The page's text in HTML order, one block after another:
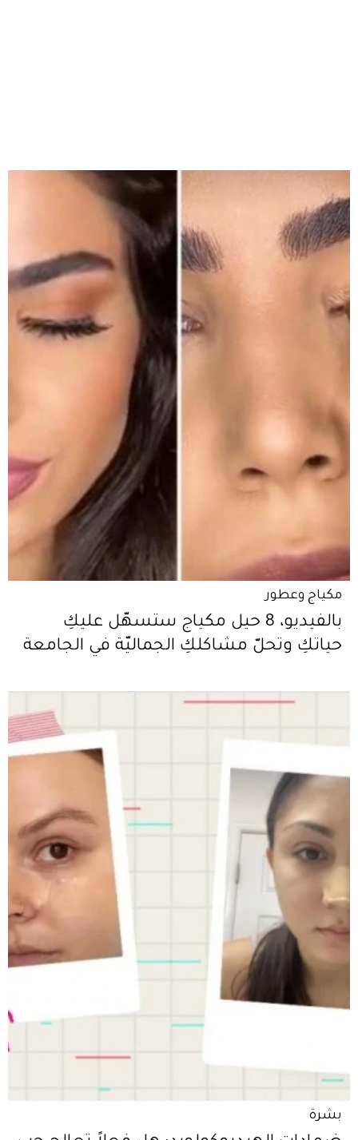
مكياج وعطور
بالفيديو، 8 حيل مكياج ستسهّل عليكِ
حياتكِ وتحلّ مشاكلكِ الجماليّة في الجامعة
بشرة